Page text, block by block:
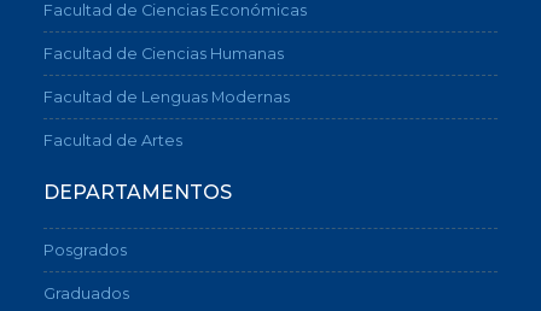
Facultad de Ciencias Económicas
Facultad de Ciencias Humanas
Facultad de Lenguas Modernas
Facultad de Artes
DEPARTAMENTOS
Posgrados
Graduados